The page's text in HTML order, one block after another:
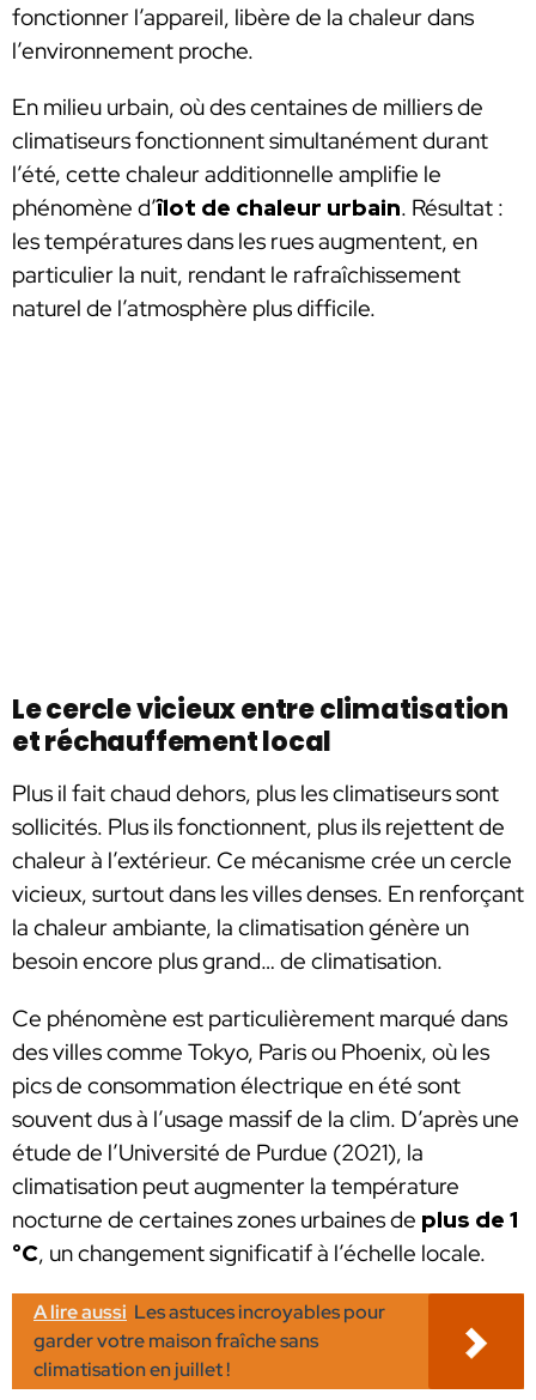
fonctionner l’appareil, libère de la chaleur dans
l’environnement proche.
En milieu urbain, où des centaines de milliers de
climatiseurs fonctionnent simultanément durant
l’été, cette chaleur additionnelle amplifie le
phénomène d’îlot de chaleur urbain. Résultat :
les températures dans les rues augmentent, en
particulier la nuit, rendant le rafraîchissement
naturel de l’atmosphère plus difficile.
Le cercle vicieux entre climatisation
et réchauffement local
Plus il fait chaud dehors, plus les climatiseurs sont
sollicités. Plus ils fonctionnent, plus ils rejettent de
chaleur à l’extérieur. Ce mécanisme crée un cercle
vicieux, surtout dans les villes denses. En renforçant
la chaleur ambiante, la climatisation génère un
besoin encore plus grand… de climatisation.
Ce phénomène est particulièrement marqué dans
des villes comme Tokyo, Paris ou Phoenix, où les
pics de consommation électrique en été sont
souvent dus à l’usage massif de la clim. D’après une
étude de l’Université de Purdue (2021), la
climatisation peut augmenter la température
nocturne de certaines zones urbaines de plus de 1
°C, un changement significatif à l’échelle locale.
A lire aussi Les astuces incroyables pour
garder votre maison fraîche sans
climatisation en juillet !